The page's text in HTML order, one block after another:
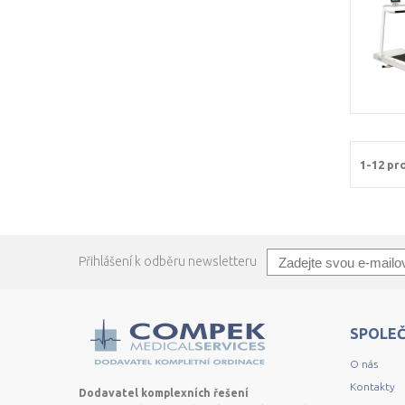
1-12
Přihlášení k odběru newsletteru
Dodavatel komplexních řešení
O nás
Kontakty